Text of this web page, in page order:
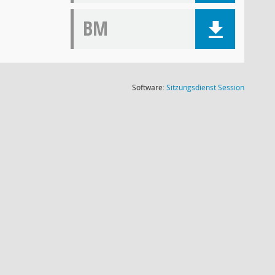
BM
Software:SitzungsdienstSession(Wird in